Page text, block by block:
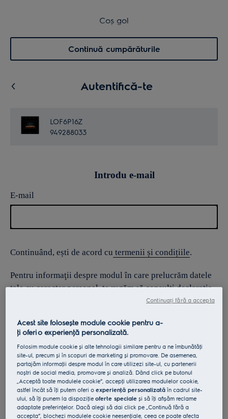
Menu 0
Coș de cumpărături
Coș gol
Continuă cumpărăturile
Autentifică-te
LOF6P16Z
949288033
Introdu e-mail
E-mail
Continuând, ești de acord cu termenii și condițiile.
Pentru informaţii despre modul în care prelucrăm datele
tale cu caracter personal, te rugăm să consulţi declaraţia
Acest site folosește module cookie pentru a-
ţi oferi o experienţă personalizată.
Folosim module cookie și alte tehnologii similare pentru a ne îmbunătăţi
site-ul, precum și în scopuri de marketing și promovare. De asemenea,
partajăm informaţii despre modul în care utilizezi site-ul, cu partenerii
noștri de social media, promovare și analiză. Dând click pe butonul
„Acceptă toate modulele cookie”, accepţi utilizarea modulelor cookie,
astfel încât să îţi putem oferi oexperienţă personalizată în cadrul site-
ului, să îţi punem la dispoziţieoferte speciale și să îţi afișăm reclame
adaptate preferinţelor. Dacă alegi să dai click pe „Continuă fără a
accepta”, blochezi modulele cookie neesenţiale, ceea ce poate afecta
Continuați fără a accepta